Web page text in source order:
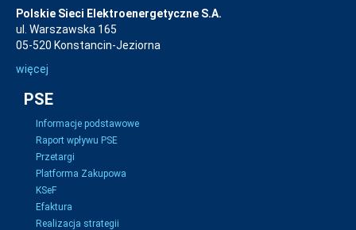
Polskie Sieci Elektroenergetyczne S.A.
ul. Warszawska 165
05-520 Konstancin-Jeziorna
więcej
PSE
Informacje podstawowe
Raport wpływu PSE
Przetargi
Platforma Zakupowa
KSeF
Efaktura
Realizacja strategii